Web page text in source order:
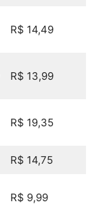
R$ 14,49
R$ 13,99
R$ 19,35
R$ 14,75
R$ 9,99